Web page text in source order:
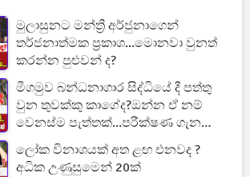
මුලාසුනට මන්ත්‍රී අර්ජුනාගෙන්
තර්ජනාත්මක ප්‍රකාශ...මොනවා වුනත්
කරන්න පුළුවන් ද?
මීගමුව බන්ධනාගාර සිද්ධියේ දී පත්තු
වුන තුවක්කු කාගේද?ඔන්න ඒ නම්
වෙනස්ම පැත්තක්...පරීක්ෂණ ගැන
සැකයි.
ලෝක විනාශයක් අත ළඟ එනවද ?
අධික උණුසුමෙන් 20ක්